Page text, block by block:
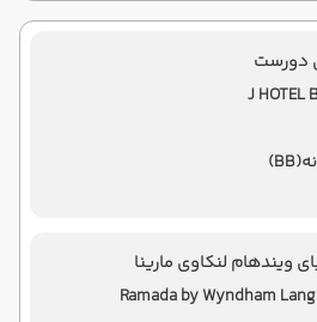
دورست
J HOTEL
(BB)
ویندهام لنکاوی مارینا
Ramada by Wyndham